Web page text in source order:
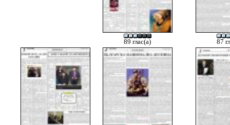
89 глас(а) 87